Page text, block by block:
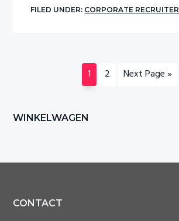
FILED UNDER: CORPORATE RECRUITER
Primary
WINKELWAGEN
Page
1 Page
2
Go
Next Page »
Footer
CONTACT